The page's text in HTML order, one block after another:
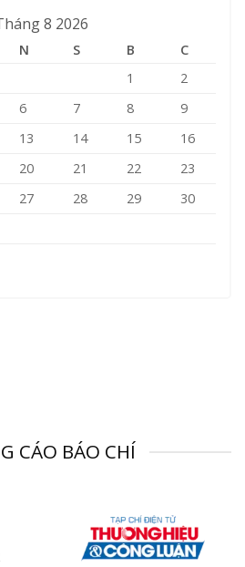
8 2026
N S B
C
1
2
6 7 8
9
13 14 15
16
20 21 22
23
27 28 29
30
CÁO BÁO CHÍ